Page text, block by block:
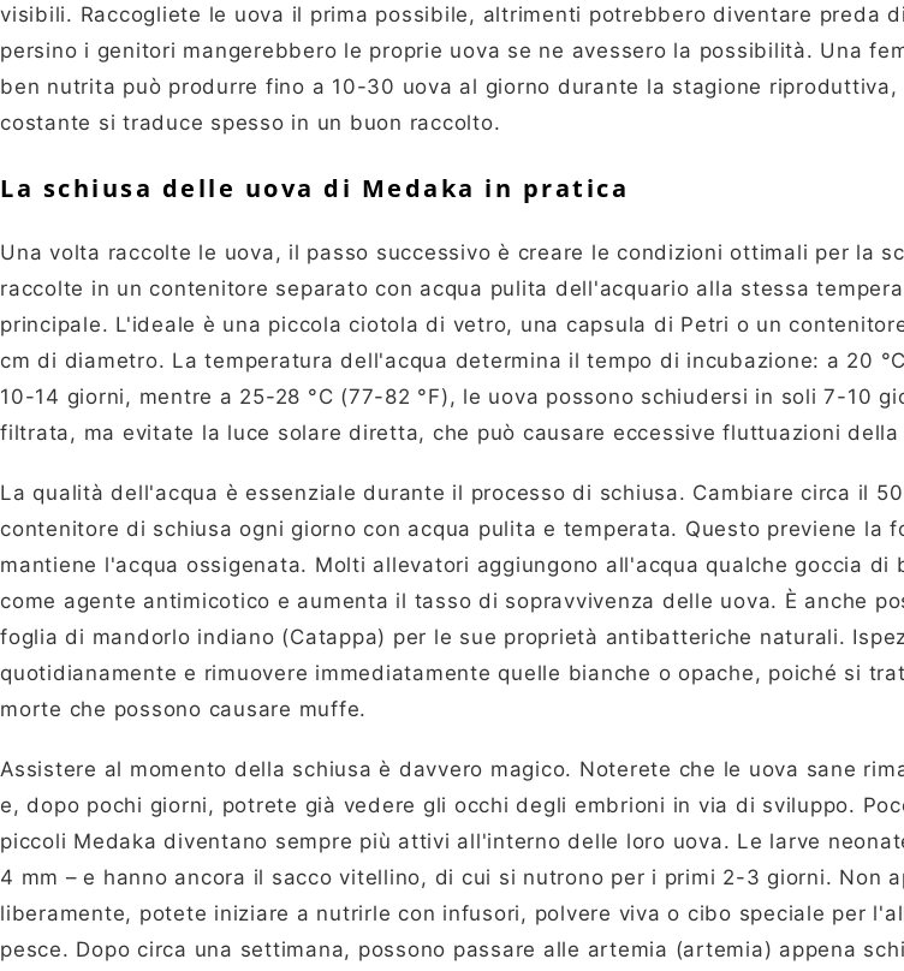
visibili. Raccogliete le uova il prima possibile, altrimenti potrebbero diventare preda
persino i genitori mangerebbero le proprie uova se ne avessero la possibilità. Una
ben nutrita può produrre fino a 10-30 uova al giorno durante la stagione
costante si traduce spesso in un buon raccolto.
La schiusa delle uova di Medaka in pratica
Una volta raccolte le uova, il passo successivo è creare le condizioni ottimali per la
raccolte in un contenitore separato con acqua pulita dell'acquario alla stessa
principale. L'ideale è una piccola ciotola di vetro, una capsula di Petri o un
cm di diametro. La temperatura dell'acqua determina il tempo di incubazione: a 20
10-14 giorni, mentre a 25-28 °C (77-82 °F), le uova possono schiudersi in soli 7-10
filtrata, ma evitate la luce solare diretta, che può causare eccessive fluttuazioni
La qualità dell'acqua è essenziale durante il processo di schiusa. Cambiare circa il
contenitore di schiusa ogni giorno con acqua pulita e temperata. Questo previene la
mantiene l'acqua ossigenata. Molti allevatori aggiungono all'acqua qualche goccia di
come agente antimicotico e aumenta il tasso di sopravvivenza delle uova. È anche
foglia di mandorlo indiano (Catappa) per le sue proprietà antibatteriche naturali.
quotidianamente e rimuovere immediatamente quelle bianche o opache, poiché si
morte che possono causare muffe.
Assistere al momento della schiusa è davvero magico. Noterete che le uova sane
e, dopo pochi giorni, potrete già vedere gli occhi degli embrioni in via di sviluppo.
piccoli Medaka diventano sempre più attivi all'interno delle loro uova. Le larve
4 mm – e hanno ancora il sacco vitellino, di cui si nutrono per i primi 2-3 giorni. Non
liberamente, potete iniziare a nutrirle con infusori, polvere viva o cibo speciale per
pesce. Dopo circa una settimana, possono passare alle artemia (artemia) appena